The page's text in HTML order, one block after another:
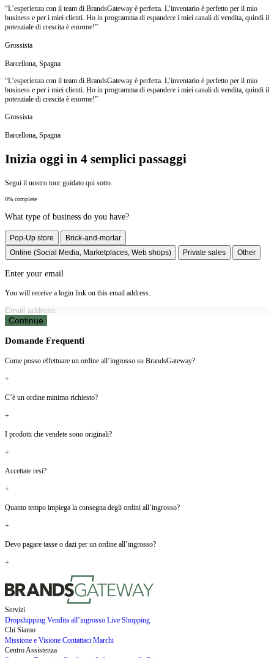
“L’esperienza con il team di BrandsGateway è perfetta. L’inventario è perfetto per il mio
business e per i miei clienti. Ho in programma di espandere i miei canali di vendita, quindi il
potenziale di crescita è enorme!”
Grossista
Barcellona, Spagna
“L’esperienza con il team di BrandsGateway è perfetta. L’inventario è perfetto per il mio
business e per i miei clienti. Ho in programma di espandere i miei canali di vendita, quindi il
potenziale di crescita è enorme!”
Grossista
Barcellona, Spagna
Inizia oggi in 4 semplici passaggi
Segui il nostro tour guidato qui sotto.
0% complete
What type of business do you have?
Pop-Up store
Brick-and-mortar
Online (Social Media, Marketplaces, Web shops)
Private sales Other
Enter your email
You will receive a login link on this email address.
Continue
Domande Frequenti
Come posso effettuare un ordine all’ingrosso su BrandsGateway?
+
C’è un ordine minimo richiesto?
+
I prodotti che vendete sono originali?
+
Accettate resi?
+
Quanto tempo impiega la consegna degli ordini all’ingrosso?
+
Devo pagare tasse o dazi per un ordine all’ingrosso?
+
Servizi
Dropshipping Vendita all’ingrosso Live Shopping
Chi Siamo
Missione e Visione Contattaci Marchi
Centro Assistenza